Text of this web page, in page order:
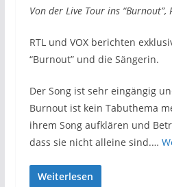
Von der Live Tour ins “Burnout”,
RTL und VOX berichten
“Burnout” und die Sängerin.
Der Song ist sehr eingängig
Burnout ist kein Tabuthema
ihrem Song aufklären und
dass sie nicht alleine sind.…
Weiterlesen